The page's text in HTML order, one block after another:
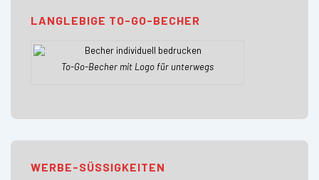
LANGLEBIGE TO-GO-BECHER
To-Go-Becher mit Logo für unterwegs
WERBE-SÜSSIGKEITEN